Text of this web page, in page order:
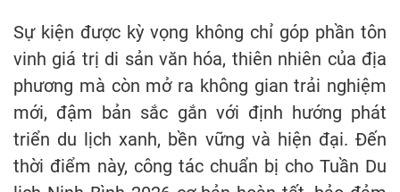
Sự kiện được kỳ vọng không chỉ góp phần tôn
vinh giá trị di sản văn hóa, thiên nhiên của địa
phương mà còn mở ra không gian trải nghiệm
mới, đậm bản sắc gắn với định hướng phát
triển du lịch xanh, bền vững và hiện đại. Đến
thời điểm này, công tác chuẩn bị cho Tuần Du